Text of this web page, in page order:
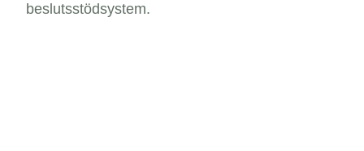
beslutsstödsystem.